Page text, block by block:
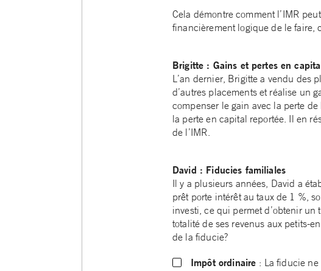
Cela démontre comment l’IMR
financièrement logique de le faire,
Brigitte : Gains et pertes en
L’an dernier, Brigitte a vendu des
d’autres placements et réalise un
compenser le gain avec la perte
la perte en capital reportée. Il en
de l’IMR.
David : Fiducies familiales
Il y a plusieurs années, David a
prêt porte intérêt au taux de 1 %,
investi, ce qui permet d’obtenir
totalité de ses revenus aux petits-
de la fiducie?
Impôt ordinaire : La fiducie ne